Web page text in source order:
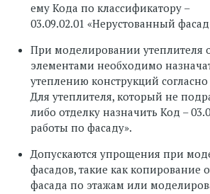
ему Кода по классификатору –
03.09.02.01 «Нерустованный
При моделировании утеплителя
элементами необходимо
утеплению конструкций
Для утеплителя, который не
либо отделку назначить Код –
работы по фасаду».
Допускаются упрощения при
фасадов, такие как копирование
фасада по этажам или